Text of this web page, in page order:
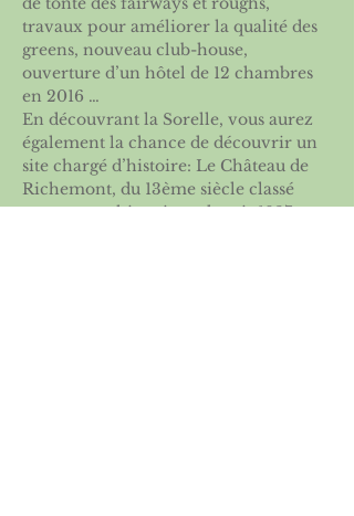
travaux pour améliorer la qualité des
greens, nouveau club-house,
ouverture d’un hôtel de 12 chambres
en 2016 …
En découvrant la Sorelle, vous aurez
également la chance de découvrir un
site chargé d’histoire: Le Château de
Richemont, du 13ème siècle classé
monument historique depuis 1927, se